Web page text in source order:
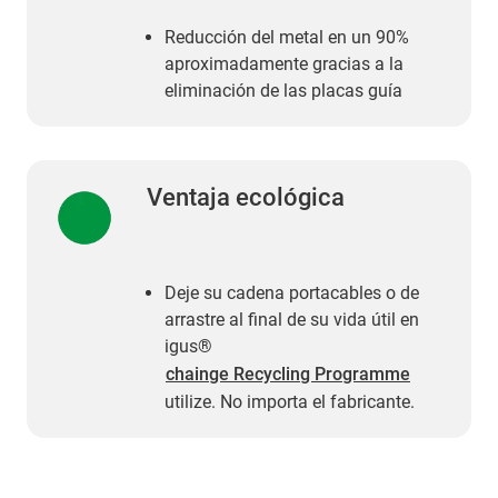
Reducción del metal en un 90%
aproximadamente gracias a la
eliminación de las placas guía
Ventaja ecológica
Deje su cadena portacables o de
arrastre al final de su vida útil en
igus®
chainge Recycling Programme
utilize. No importa el fabricante.